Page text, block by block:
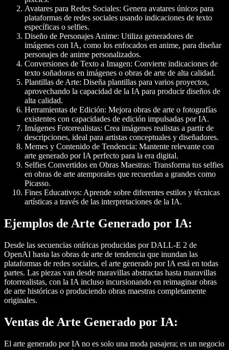
Avatares para Redes Sociales: Genera avatares únicos para
plataformas de redes sociales usando indicaciones de texto
específicas o selfies.
Diseño de Personajes Anime: Utiliza generadores de
imágenes con IA, como los enfocados en anime, para diseñar
personajes de anime personalizados.
Conversiones de Texto a Imagen: Convierte indicaciones de
texto soñadoras en imágenes o obras de arte de alta calidad.
Plantillas de Arte: Diseña plantillas para varios proyectos,
aprovechando la capacidad de la IA para producir diseños de
alta calidad.
Herramientas de Edición: Mejora obras de arte o fotografías
existentes con capacidades de edición impulsadas por IA.
Imágenes Fotorrealistas: Crea imágenes realistas a partir de
descripciones, ideal para artistas conceptuales y diseñadores.
Memes y Contenido de Tendencia: Mantente relevante con
arte generado por IA perfecto para la era digital.
Selfies Convertidos en Obras Maestras: Transforma tus selfies
en obras de arte atemporales que recuerdan a grandes como
Picasso.
Fines Educativos: Aprende sobre diferentes estilos y técnicas
artísticas a través de las interpretaciones de la IA.
Ejemplos de Arte Generado por IA:
Desde las secuencias oníricas producidas por DALL-E 2 de
OpenAI hasta las obras de arte de tendencia que inundan las
plataformas de redes sociales, el arte generado por IA está en todas
partes. Las piezas van desde maravillas abstractas hasta maravillas
fotorrealistas, con la IA incluso incursionando en reimaginar obras
de arte históricas o produciendo obras maestras completamente
originales.
Ventas de Arte Generado por IA:
El arte generado por IA no es solo una moda pasajera; es un negocio